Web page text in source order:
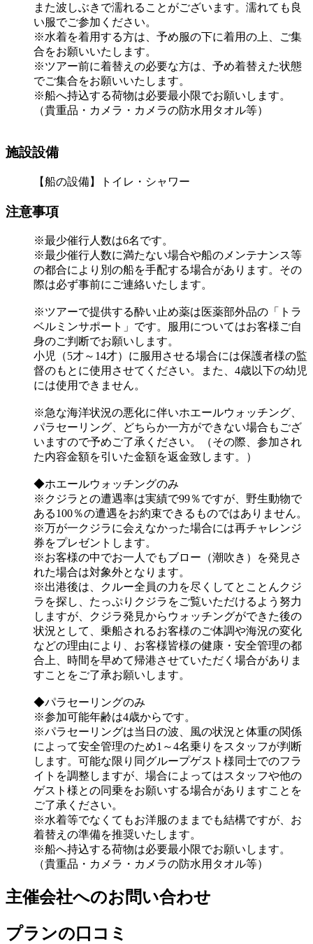
また波しぶきで濡れることがございます。濡れても良
い服でご参加ください。
※水着を着用する方は、予め服の下に着用の上、ご集
合をお願いいたします。
※ツアー前に着替えの必要な方は、予め着替えた状態
でご集合をお願いいたします。
※船へ持込する荷物は必要最小限でお願いします。
（貴重品・カメラ・カメラの防水用タオル等）
施設設備
【船の設備】トイレ・シャワー
注意事項
※最少催行人数は6名です。
※最少催行人数に満たない場合や船のメンテナンス等
の都合により別の船を手配する場合があります。その
際は必ず事前にご連絡いたします。
※ツアーで提供する酔い止め薬は医薬部外品の「トラ
ベルミンサポート」です。服用についてはお客様ご自
身のご判断でお願いします。
小児（5才～14才）に服用させる場合には保護者様の監
督のもとに使用させてください。また、4歳以下の幼児
には使用できません。
※急な海洋状況の悪化に伴いホエールウォッチング、
パラセーリング、どちらか一方ができない場合もござ
いますので予めご了承ください。（その際、参加され
た内容金額を引いた金額を返金致します。）
◆ホエールウォッチングのみ
※クジラとの遭遇率は実績で99％ですが、野生動物で
ある100％の遭遇をお約束できるものではありません。
※万が一クジラに会えなかった場合には再チャレンジ
券をプレゼントします。
※お客様の中でお一人でもブロー（潮吹き）を発見さ
れた場合は対象外となります。
※出港後は、クルー全員の力を尽くしてとことんクジ
ラを探し、たっぷりクジラをご覧いただけるよう努力
しますが、クジラ発見からウォッチングができた後の
状況として、乗船されるお客様のご体調や海況の変化
などの理由により、お客様皆様の健康・安全管理の都
合上、時間を早めて帰港させていただく場合がありま
すことをご了承お願いします。
◆パラセーリングのみ
※参加可能年齢は4歳からです。
※パラセーリングは当日の波、風の状況と体重の関係
によって安全管理のため1～4名乗りをスタッフが判断
します。可能な限り同グループゲスト様同士でのフラ
イトを調整しますが、場合によってはスタッフや他の
ゲスト様との同乗をお願いする場合がありますことを
ご了承ください。
※水着等でなくてもお洋服のままでも結構ですが、お
着替えの準備を推奨いたします。
※船へ持込する荷物は必要最小限でお願いします。
（貴重品・カメラ・カメラの防水用タオル等）
主催会社へのお問い合わせ
プランの口コミ